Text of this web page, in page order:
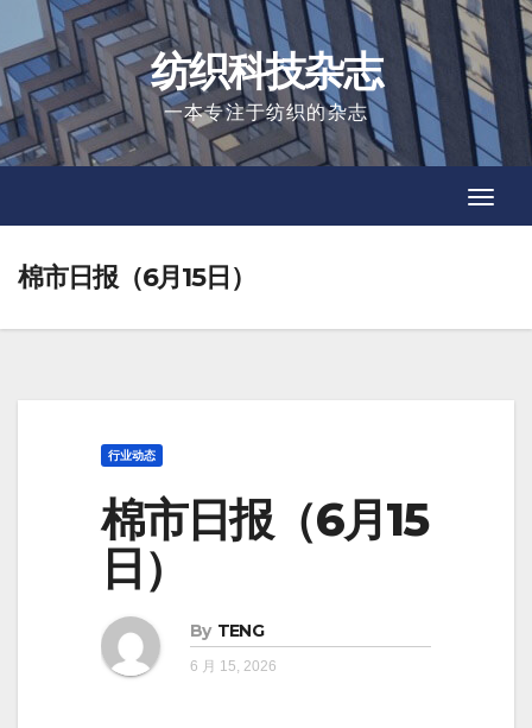
to
content
纺织科技杂志
一本专注于纺织的杂志
棉市日报（6月15日）
行业动态
棉市日报（6月15
日）
By TENG
6 月 15, 2026